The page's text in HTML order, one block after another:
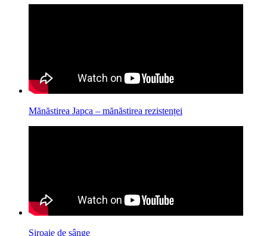
Mănăstirea Japca – mănăstirea rezistenței
Şiroaie de sânge